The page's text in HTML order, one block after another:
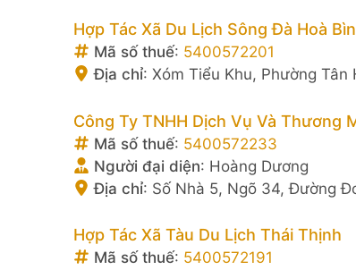
Hợp Tác Xã Du Lịch Sông Đà Hoà
Mã số thuế: 5400572201
Địa chỉ: Xóm Tiểu Khu, Phường
Công Ty TNHH Dịch Vụ Và Thương
Mã số thuế: 5400572233
Người đại diện: Hoàng Dương
Địa chỉ: Số Nhà 5, Ngõ 34, Đường
Hợp Tác Xã Tàu Du Lịch Thái Thịnh
Mã số thuế: 5400572191